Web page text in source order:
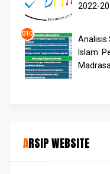
2022-
Analisis
Islam:
ARSIP WEBSITE